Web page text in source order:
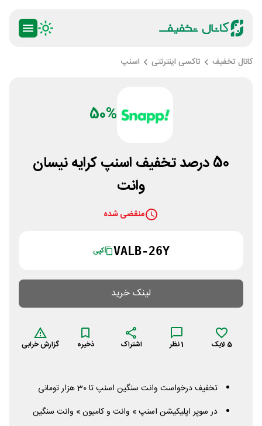
کانال تخفیف تاکسی اینترنتی اسنپ
50%
50 درصد تخفیف اسنپ کرایه نیسان
وانت
منقضی شده
VALB-26Y کپی
لینک خرید
5 لایک 1نظر اشتراک ذخیره گزارش خرابی
تخفیف درخواست وانت سنگین اسنپ تا 30 هزار تومانی
در سوپر اپلیکیشن اسنپ » وانت و کامیون » وانت سنگین